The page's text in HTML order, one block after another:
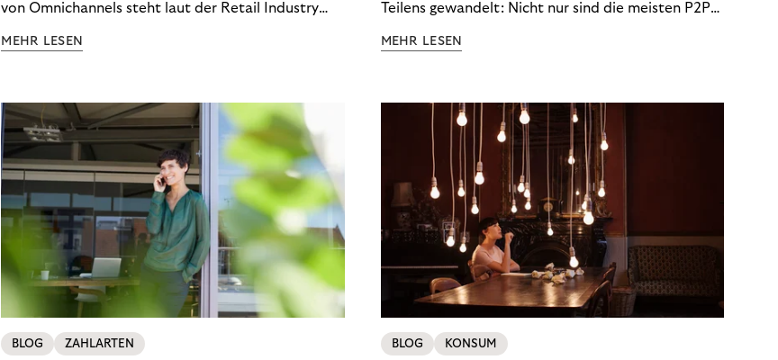
von Omnichannels steht laut der Retail Industry
nicht mehr verzichtet werden kann. Ein fester
online ein und holen die Ware im Shop ab. BOPIS
bietet zwar viele Vorteile, hat aber auch seinen
Preis. Potenzielle Betrugsfälle oder zusätzliche
Betriebskosten sind nur einige der Risiken. Ist es
das also wert? Wir stellen die Vor- und Nachteile
von BOPIS vor.
MEHR LESEN
Teilens gewandelt: Nicht nur sind die meisten P2P-
wird, hat sich geändert. Das bietet Unternehmen
MEHR LESEN
BLOG ZAHLARTEN BLOG KONSUM